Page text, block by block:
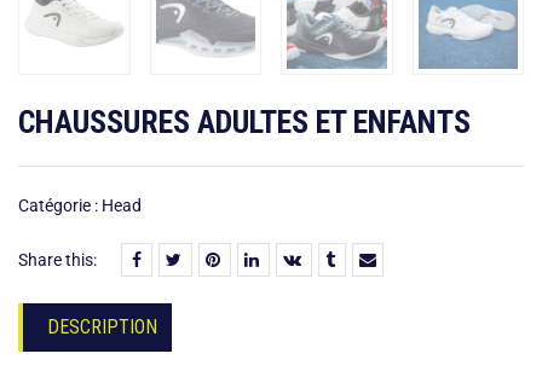
CHAUSSURES ADULTES ET ENFANTS
Catégorie : Head
Share this:
DESCRIPTION